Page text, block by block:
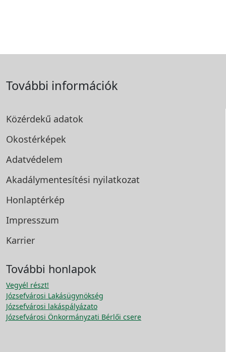
További információk
Közérdekű adatok
Okostérképek
Adatvédelem
Akadálymentesítési nyilatkozat
Honlaptérkép
Impresszum
Karrier
További honlapok
Vegyél részt!
Józsefvárosi Lakásügynökség
Józsefvárosi lakáspályázato
Józsefvárosi Önkormányzati Bérlői csere